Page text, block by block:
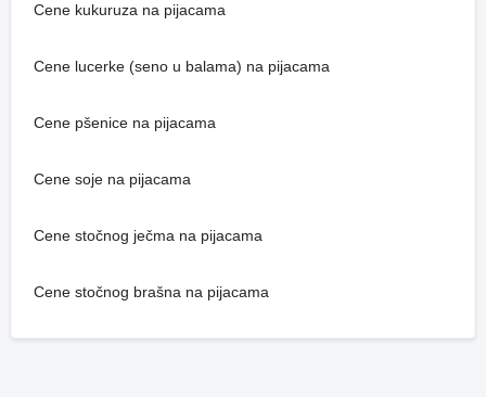
Cene kukuruza na pijacama
Cene lucerke (seno u balama) na pijacama
Cene pšenice na pijacama
Cene soje na pijacama
Cene stočnog ječma na pijacama
Cene stočnog brašna na pijacama